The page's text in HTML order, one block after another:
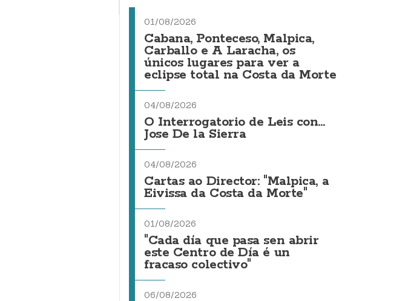
01/08/2026
Cabana, Ponteceso, Malpica,
Carballo e A Laracha, os
únicos lugares para ver a
eclipse total na Costa da Morte
04/08/2026
O Interrogatorio de Leis con...
Jose De la Sierra
04/08/2026
Cartas ao Director: "Malpica, a
Eivissa da Costa da Morte"
01/08/2026
"Cada día que pasa sen abrir
este Centro de Día é un
fracaso colectivo"
06/08/2026